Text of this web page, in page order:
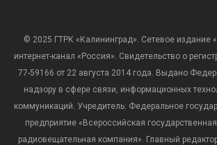
© 2025 ГТРК «Калининград». Сетевое издание
интернет-канал «Россия». Свидетельство о
77-59166 от 22 августа 2014 года. Выдано
надзору в сфере связи, информационных
коммуникаций. Учредитель: Федеральное
предприятие «Всероссийская
радиовещательная компания». Главный